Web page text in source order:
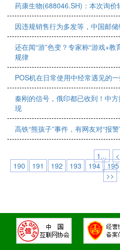
药康生物(688046.SH)：本次询
因违规销售行为多发等，中国邮
还在闻“游”色变？专家称“游戏+
规律
POS机在日常使用中经常遇见的
秦刚的信号，俄印都已收到！中
现
高铁“熊孩子”事件，有网友对“报
1...
190
191 192 193 194 195
>>